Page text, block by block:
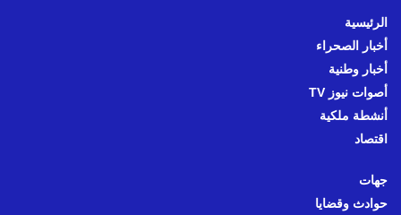
الرئيسية
أخبار الصحراء
أخبار وطنية
أصوات نيوز TV
أنشطة ملكية
اقتصاد
جهات
حوادث وقضايا